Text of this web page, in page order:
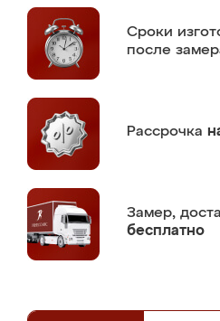
Сроки
после
Рассрочка
Замер,
бесплатно